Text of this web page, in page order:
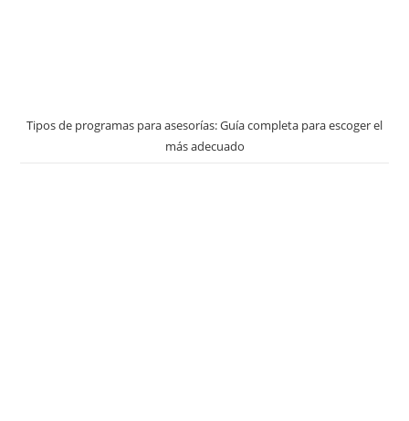
Tipos de programas para asesorías: Guía completa para escoger el
más adecuado